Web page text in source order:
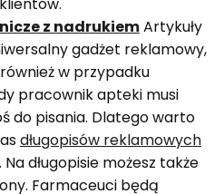
z nadrukiemArtykuły
gadżet reklamowy,
w przypadku
pracownik apteki musi
do pisania. Dlatego warto
długopisów reklamowych
długopisie możesz także
Farmaceuci będą